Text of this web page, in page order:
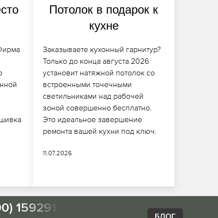
Потолок в подарок к
кухне
Заказываете кухонный гарнитур?
Только до конца августа 2026
установит натяжной потолок со
встроенными точечными
светильниками над рабочей
зоной совершенно бесплатно.
Это идеальное завершение
ремонта вашей кухни под ключ.
11.07.2026
1592913